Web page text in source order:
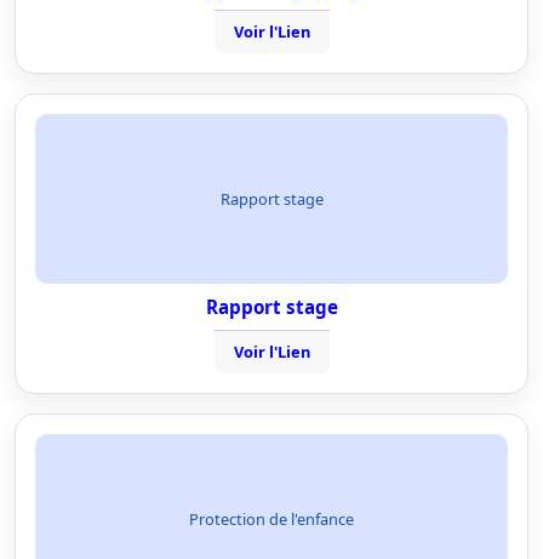
Voir l'Lien
Rapport stage
Rapport stage
Voir l'Lien
Protection de l'enfance